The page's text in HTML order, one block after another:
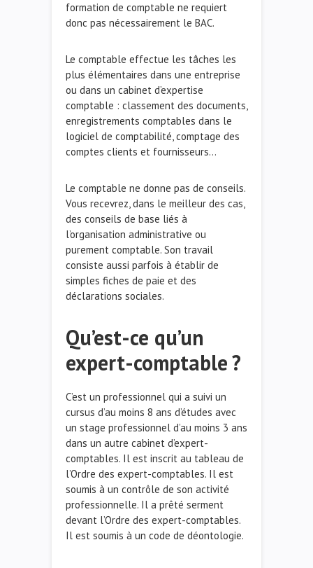
formation de comptable ne requiert
donc pas nécessairement le BAC.
Le comptable effectue les tâches les
plus élémentaires dans une entreprise
ou dans un cabinet d’expertise
comptable : classement des documents,
enregistrements comptables dans le
logiciel de comptabilité, comptage des
comptes clients et fournisseurs…
Le comptable ne donne pas de conseils.
Vous recevrez, dans le meilleur des cas,
des conseils de base liés à
l’organisation administrative ou
purement comptable. Son travail
consiste aussi parfois à établir de
simples fiches de paie et des
déclarations sociales.
Qu’est-ce qu’un
expert-comptable ?
C’est un professionnel qui a suivi un
cursus d’au moins 8 ans d’études avec
un stage professionnel d’au moins 3 ans
dans un autre cabinet d’expert-
comptables. Il est inscrit au tableau de
l’Ordre des expert-comptables. Il est
soumis à un contrôle de son activité
professionnelle. Il a prêté serment
devant l’Ordre des expert-comptables.
Il est soumis à un code de déontologie.